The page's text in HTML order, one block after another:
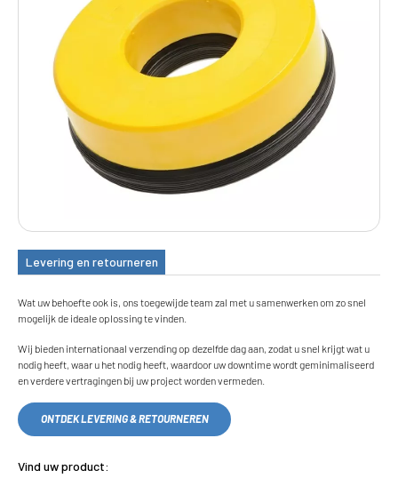
Levering en retourneren
Wat uw behoefte ook is, ons toegewijde team zal met u samenwerken om zo snel
mogelijk de ideale oplossing te vinden.
Wij bieden internationaal verzending op dezelfde dag aan, zodat u snel krijgt wat u
nodig heeft, waar u het nodig heeft, waardoor uw downtime wordt geminimaliseerd
en verdere vertragingen bij uw project worden vermeden.
ONTDEK LEVERING & RETOURNEREN
Vind uw product: